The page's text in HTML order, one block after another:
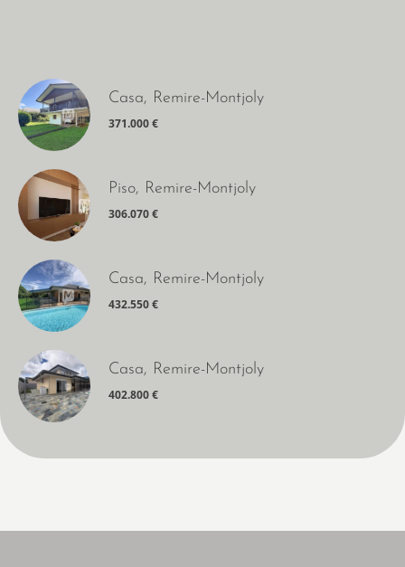
Casa, Remire-Montjoly
371.000 €
Piso, Remire-Montjoly
306.070 €
Casa, Remire-Montjoly
432.550 €
Casa, Remire-Montjoly
402.800 €